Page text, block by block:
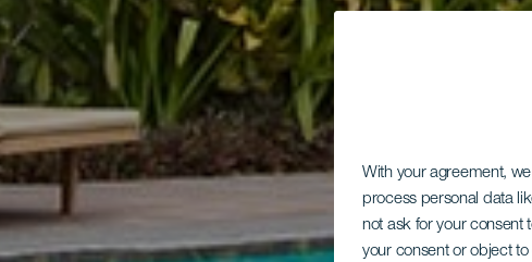
With your agreement,
process personal data
not ask for your consent
your consent or object